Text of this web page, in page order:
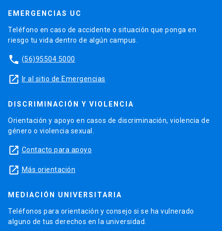
EMERGENCIAS UC
Teléfono en caso de accidente o situación que ponga en
riesgo tu vida dentro de algún campus.
phone (56)95504 5000
launch Ir al sitio de Emergencias
DISCRIMINACIÓN Y VIOLENCIA
Orientación y apoyo en casos de discriminación, violencia de
género o violencia sexual.
launch Contacto para apoyo
launch Más orientación
MEDIACIÓN UNIVERSITARIA
Teléfonos para orientación y consejo si se ha vulnerado
alguno de tus derechos en la universidad.